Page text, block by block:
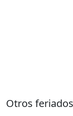
Otros